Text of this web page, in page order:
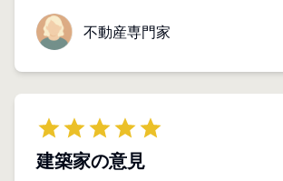
不動産専門家
建築家の意見